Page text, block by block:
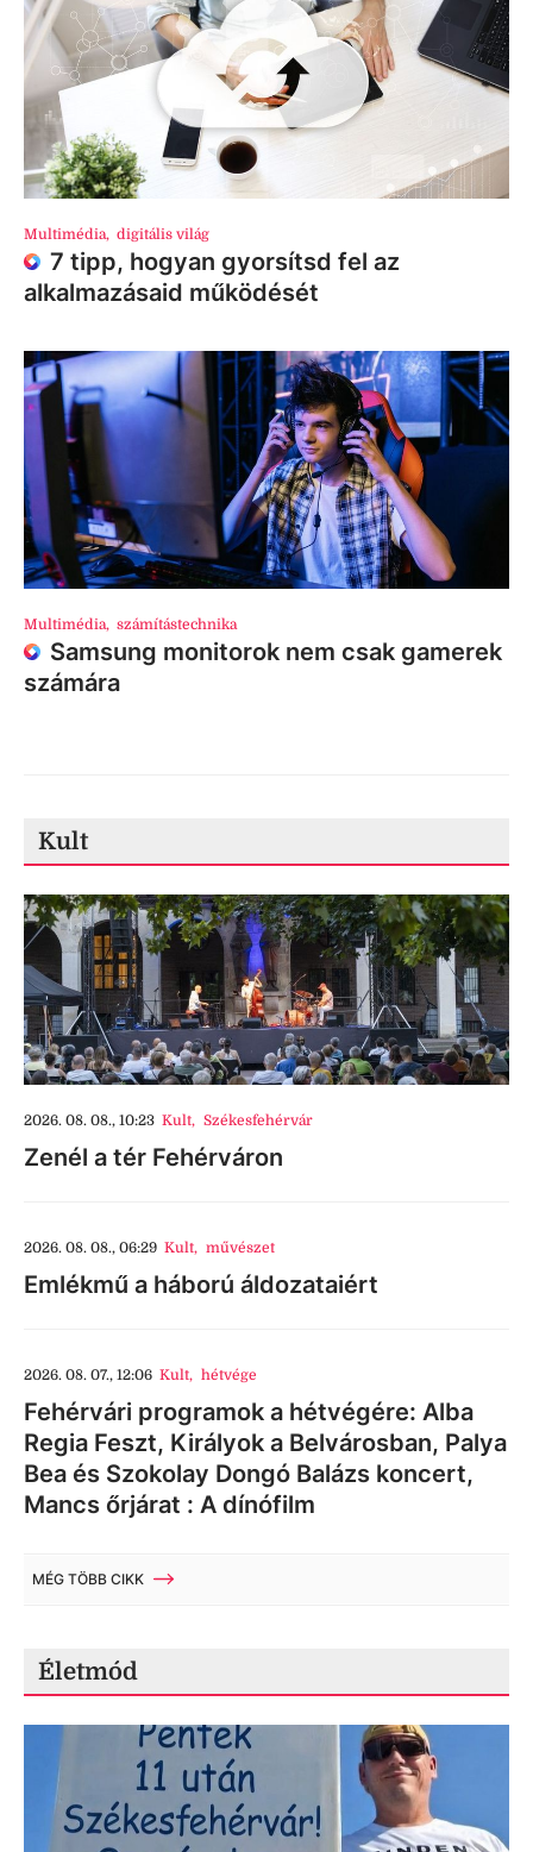
Multimédia, digitális világ
7 tipp, hogyan gyorsítsd fel az
alkalmazásaid működését
Multimédia, számítástechnika
Samsung monitorok nem csak gamerek
számára
Kult
2026. 08. 08., 10:23 Kult, Székesfehérvár
Zenél a tér Fehérváron
2026. 08. 08., 06:29 Kult, művészet
Emlékmű a háború áldozataiért
2026. 08. 07., 12:06 Kult, hétvége
Fehérvári programok a hétvégére: Alba
Regia Feszt, Királyok a Belvárosban, Palya
Bea és Szokolay Dongó Balázs koncert,
Mancs őrjárat : A dínófilm
MÉG TÖBB CIKK
Életmód